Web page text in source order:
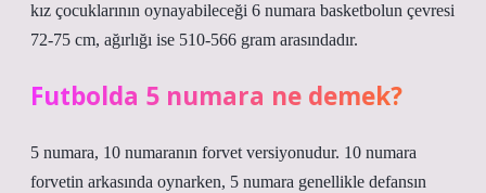
kız çocuklarının oynayabileceği 6 numara basketbolun çevresi
72-75 cm, ağırlığı ise 510-566 gram arasındadır.
Futbolda 5 numara ne demek?
5 numara, 10 numaranın forvet versiyonudur. 10 numara
forvetin arkasında oynarken, 5 numara genellikle defansın